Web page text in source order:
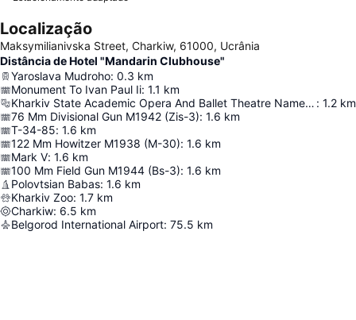
Localização
Maksymilianivska Street, Charkiw, 61000, Ucrânia
Distância de Hotel "Mandarin Clubhouse"
Yaroslava Mudroho: 0.3 km
Monument To Ivan Paul Ii: 1.1 km
Kharkiv State Academic Opera And Ballet Theatre Named After Mykola Lysenko : 1.2 km
76 Mm Divisional Gun M1942 (Zis-3): 1.6 km
T-34-85: 1.6 km
122 Mm Howitzer M1938 (M-30): 1.6 km
Mark V: 1.6 km
100 Mm Field Gun M1944 (Bs-3): 1.6 km
Polovtsian Babas: 1.6 km
Kharkiv Zoo: 1.7 km
Charkiw: 6.5 km
Belgorod International Airport: 75.5 km